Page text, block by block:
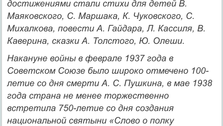
достижениями стали стихи для детей В.
Маяков­ского, С. Маршака, К. Чуковского, С.
Михалкова, повести А. Гайдара, Л. Кассиля, В.
Каверина, сказки А. Толстого, Ю. Олеши.
Накануне войны в феврале 1937 года в
Советском Союзе бы­ло широко отмечено 100-
летие со дня смерти А. С. Пушкина, в мае 1938
года страна не менее торжественно
встретила 750-летие со дня создания
национальной святыни «Слово о полку